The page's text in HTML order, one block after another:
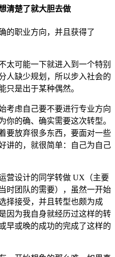
清楚了就大胆去做
的职业方向，并且获得了
太可能一下就进入到一个特别
人缺少规划，所以步入社会的
只是出于某种偶然。
考虑自己要不要进行专业方向
你的确、确实需要这次转型。
要放弃很多东西，要面对一些
讲的，就很简单：自己为自己
营设计的同学转做 UX（主要
时团队的需要），虽然一开始
择接受，并且转型也颇为成
因为我自身就经历过这样的转
早或晚的成功的完成了这样的